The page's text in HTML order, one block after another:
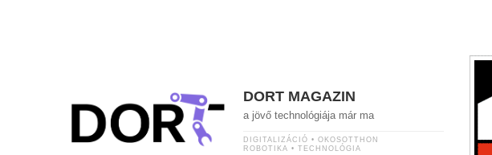
DORT MAGAZIN
a jövő technológiája már ma
DIGITALIZÁCIÓ • OKOSOTTHON
ROBOTIKA • TECHNOLÓGIA